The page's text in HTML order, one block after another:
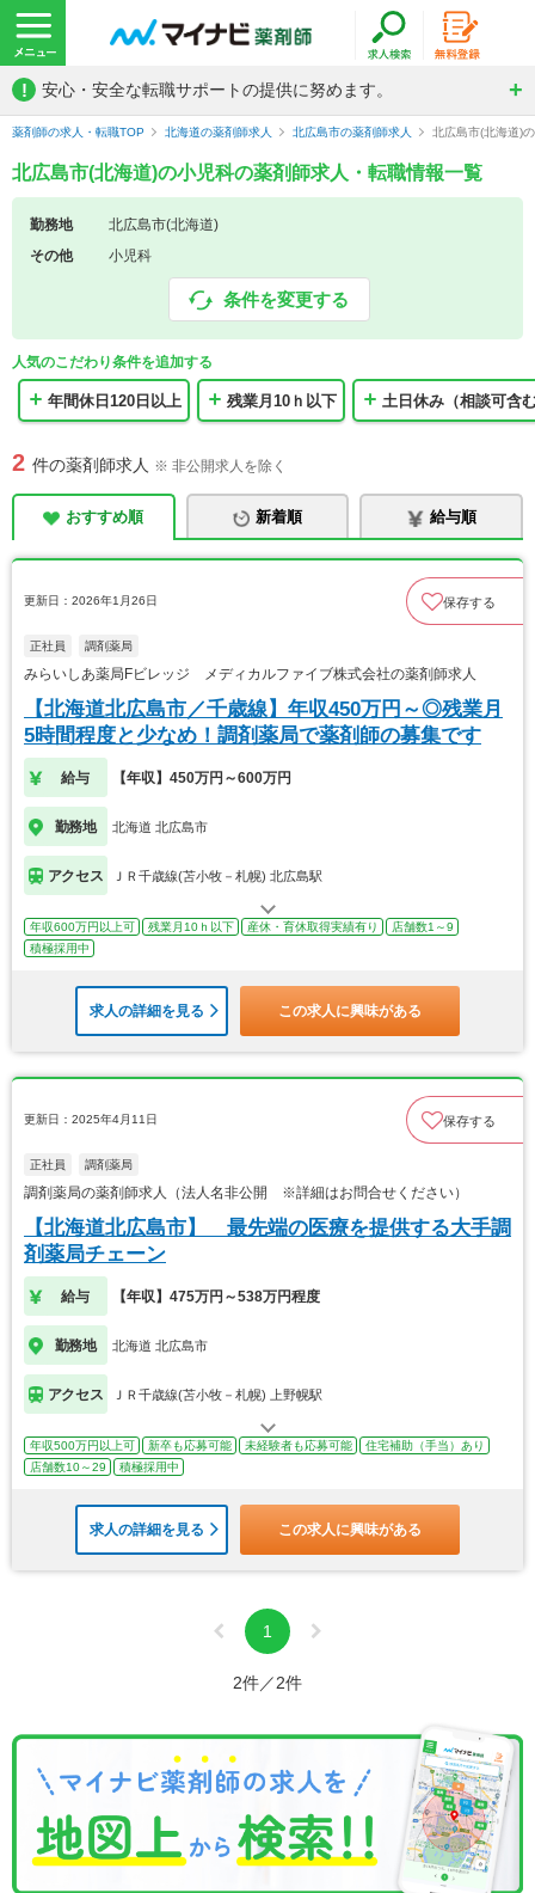
! 安心・安全な転職サポートの提供に努めます。
薬剤師の求人・転職TOP 北海道の薬剤師求人 北広島市の薬剤師求人 北広島市(北海道)
北広島市(北海道)の小児科の薬剤師求人・転職情報一覧
勤務地
北広島市(北海道)
その他
小児科
条件を変更する
人気のこだわり条件を追加する
年間休日120日以上 残業月10ｈ以下 土日休み（相談可含
2 件の薬剤師求人 ※ 非公開求人を除く
おすすめ順 新着順 給与順
更新日：2026年1月26日 保存する
正社員 調剤薬局
みらいしあ薬局Fビレッジ メディカルファイブ株式会社の薬剤師求人
【北海道北広島市／千歳線】年収450万円～◎残業月
5時間程度と少なめ！調剤薬局で薬剤師の募集です
給与 【年収】450万円～600万円
勤務地 北海道 北広島市
アクセス ＪＲ千歳線(苫小牧－札幌) 北広島駅
年収600万円以上可 残業月10ｈ以下 産休・育休取得実績有り
店舗数1～9
積極採用中
求人の詳細を見る この求人に興味がある
更新日：2025年4月11日 保存する
正社員 調剤薬局
調剤薬局の薬剤師求人（法人名非公開 ※詳細はお問合せください）
【北海道北広島市】 最先端の医療を提供する大手調
剤薬局チェーン
給与 【年収】475万円～538万円程度
勤務地 北海道 北広島市
アクセス ＪＲ千歳線(苫小牧－札幌) 上野幌駅
年収500万円以上可 新卒も応募可能 未経験者も応募可能
住宅補助（手当）あり
店舗数10～29
積極採用中
求人の詳細を見る この求人に興味がある
1
2件／2件